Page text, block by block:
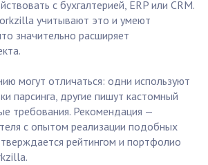
с бухгалтерией, ERP или CRM.
учитывают это и умеют
значительно расширяет
могут отличаться: одни используют
парсинга, другие пишут кастомный
требования. Рекомендация —
с опытом реализации подобных
рейтингом и портфолио